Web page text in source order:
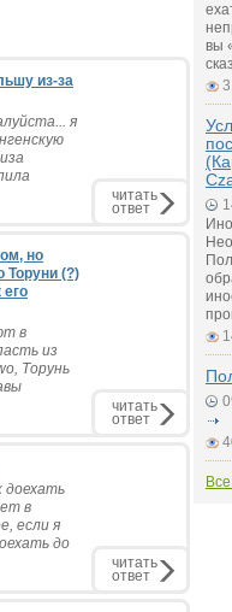
из-за
я
читать
ответ
но
Торуни (?)
его
в
из
Торунь
читать
ответ
доехать
в
если я
до
читать
ответ
вы